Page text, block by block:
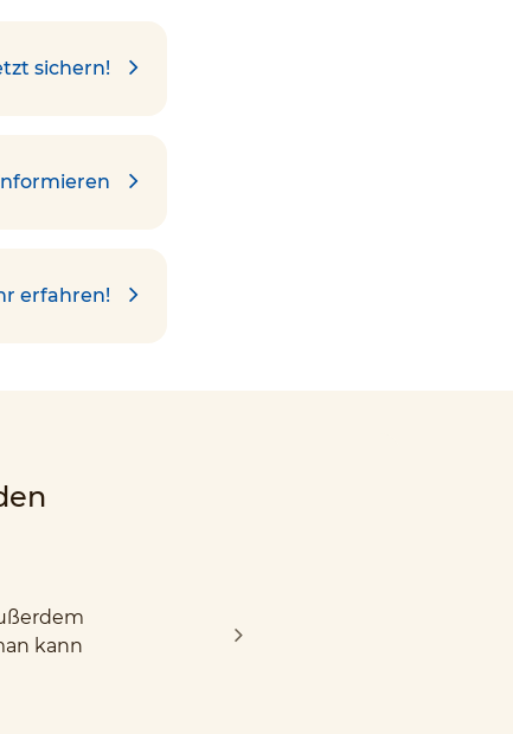
sichern!
erfahren!
kann